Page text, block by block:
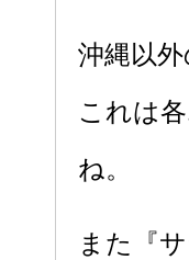
沖縄以
これは
ね。
また『